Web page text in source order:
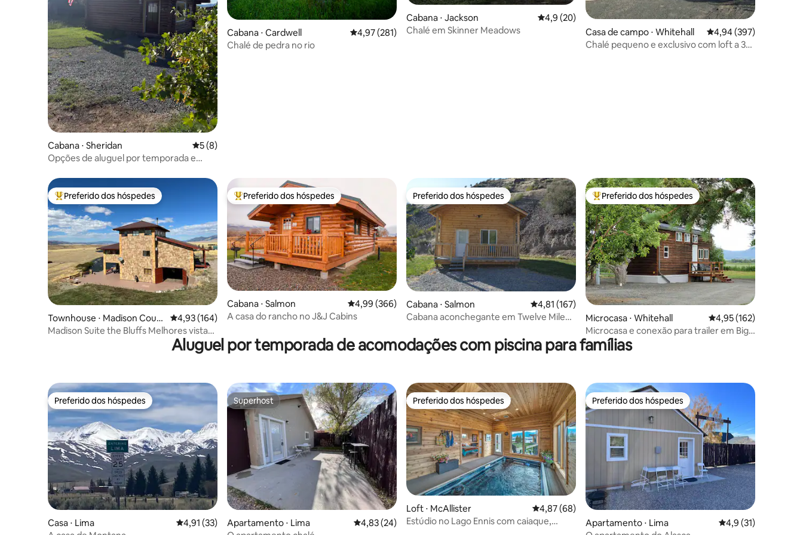
Cabana ⋅ Sheridan 5 de uma avaliação média de 5, 8 avaliações
5 (8)
Opções de aluguel por temporada e
Cabana ⋅ Cardwell 4,97 de uma avaliação média de 5, 281 avaliações
4,97 (281)
Chalé de pedra no rio
Cabana ⋅ Jackson 4,9 de uma avaliação média de 5, 20 avaliações
4,9 (20)
Chalé em Skinner Meadows
Casa de campo ⋅ Whitehall 4,94 de uma avaliação
4,94 (397)
Chalé pequeno e exclusivo com loft a 3
Entre os melhores preferidos dos hóspedes
Preferido dos hóspedes
Townhouse ⋅ Madison Count
y
4,93 de uma avaliação média de 5, 164 avaliações
4,93 (164)
Madison Suite the Bluffs Melhores vistas
Entre os melhores preferidos dos hóspedes
Preferido dos hóspedes
Cabana ⋅ Salmon 4,99 de uma avaliação média de 5, 366 avaliações
4,99 (366)
A casa do rancho no J&J Cabins
Preferido dos hóspedes
Preferido dos hóspedes
Cabana ⋅ Salmon 4,81 de uma avaliação média de 5, 167 avaliações
4,81 (167)
Cabana aconchegante em Twelve Mile
Entre os melhores preferidos dos hóspedes
Preferido dos hóspedes
Microcasa ⋅ Whitehall 4,95 de uma avaliação
4,95 (162)
Microcasa e conexão para trailer em Big
Sky Country
Aluguel por temporada de acomodações com piscina para famílias
Preferido dos hóspedes
Preferido dos hóspedes
Casa ⋅ Lima 4,91 de uma avaliação média de 5, 33 avaliações
4,91 (33)
Superhost
Superhost
Apartamento ⋅ Lima 4,83 de uma avaliação média de 5, 24 avaliações
4,83 (24)
Preferido dos hóspedes
Preferido dos hóspedes
Loft ⋅ McAllister 4,87 de uma avaliação média de 5, 68 avaliações
4,87 (68)
Estúdio no Lago Ennis com caiaque,
Preferido dos hóspedes
Preferido dos hóspedes
Apartamento ⋅ Lima 4,9 de uma
4,9 (31)